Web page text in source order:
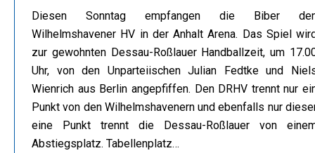
Diesen Sonntag empfangen die Biber
Wilhelmshavener HV in der Anhalt Arena. Das Spiel
zur gewohnten Dessau-Roßlauer Handballzeit, um
Uhr, von den Unparteiischen Julian Fedtke und
Wienrich aus Berlin angepfiffen. Den DRHV trennt nur
Punkt von den Wilhelmshavenern und ebenfalls nur
eine Punkt trennt die Dessau-Roßlauer von
Abstiegsplatz. Tabellenplatz…